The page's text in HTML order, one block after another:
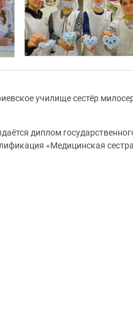
училище сестёр
диплом
«Медицинская